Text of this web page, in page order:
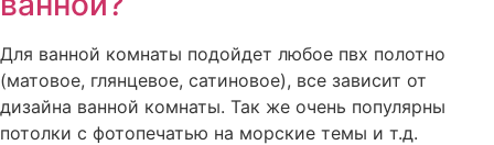
Для ванной комнаты подойдет любое пвх полотно
(матовое, глянцевое, сатиновое), все зависит от
дизайна ванной комнаты. Так же очень популярны
потолки с фотопечатью на морские темы и т.д.